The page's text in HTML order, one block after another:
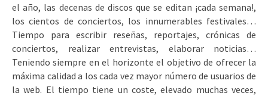
el año, las decenas de discos que se editan ¡cada semana!,
los cientos de conciertos, los innumerables festivales…
Tiempo para escribir reseñas, reportajes, crónicas de
conciertos, realizar entrevistas, elaborar noticias…
Teniendo siempre en el horizonte el objetivo de ofrecer la
máxima calidad a los cada vez mayor número de usuarios de
la web. El tiempo tiene un coste, elevado muchas veces,